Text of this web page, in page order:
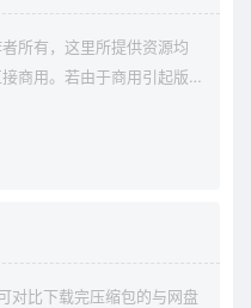
所有，这里所提供资源均
商用。若由于商用引起版
对比下载完压缩包的与网盘